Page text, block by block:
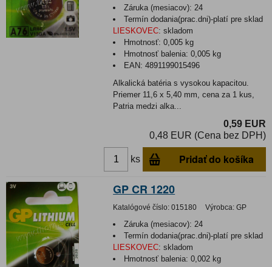
Záruka (mesiacov): 24
Termín dodania(prac.dni)-platí pre sklad
LIESKOVEC: skladom
Hmotnosť:0,005 kg
Hmotnosť balenia:0,005 kg
EAN:4891199015496
Alkalická batéria s vysokou kapacitou.
Priemer 11,6 x 5,40 mm, cena za 1 kus,
Patria medzi alka...
0,59 EUR
0,48 EUR (Cena bez DPH)
ks Pridať do košíka
GP CR 1220
Katalógové číslo: 015180 Výrobca: GP
Záruka (mesiacov): 24
Termín dodania(prac.dni)-platí pre sklad
LIESKOVEC: skladom
Hmotnosť balenia:0,002 kg